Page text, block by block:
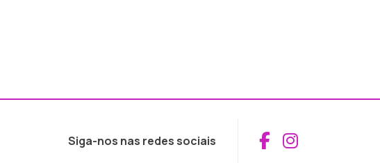
Siga-nos nas redes sociais Aceder ao
Aceder